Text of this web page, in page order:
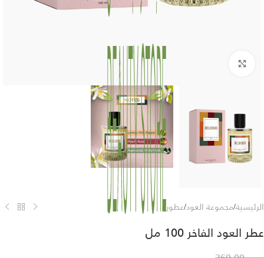
الرئيسية/مجموعة العود/عطور
عطر العود الفاخر 100 مل